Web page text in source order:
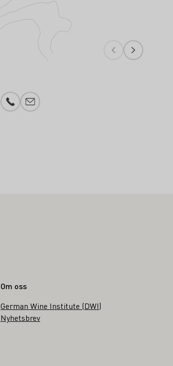
Telefonnummer
Lägg till e-post
Om oss
German Wine Institute (DWI)
Nyhetsbrev